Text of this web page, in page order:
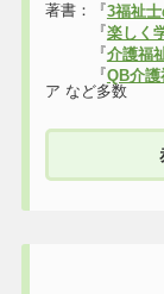
著書：『3福祉
『楽しく
『介護福
『QB介護
ア など多数